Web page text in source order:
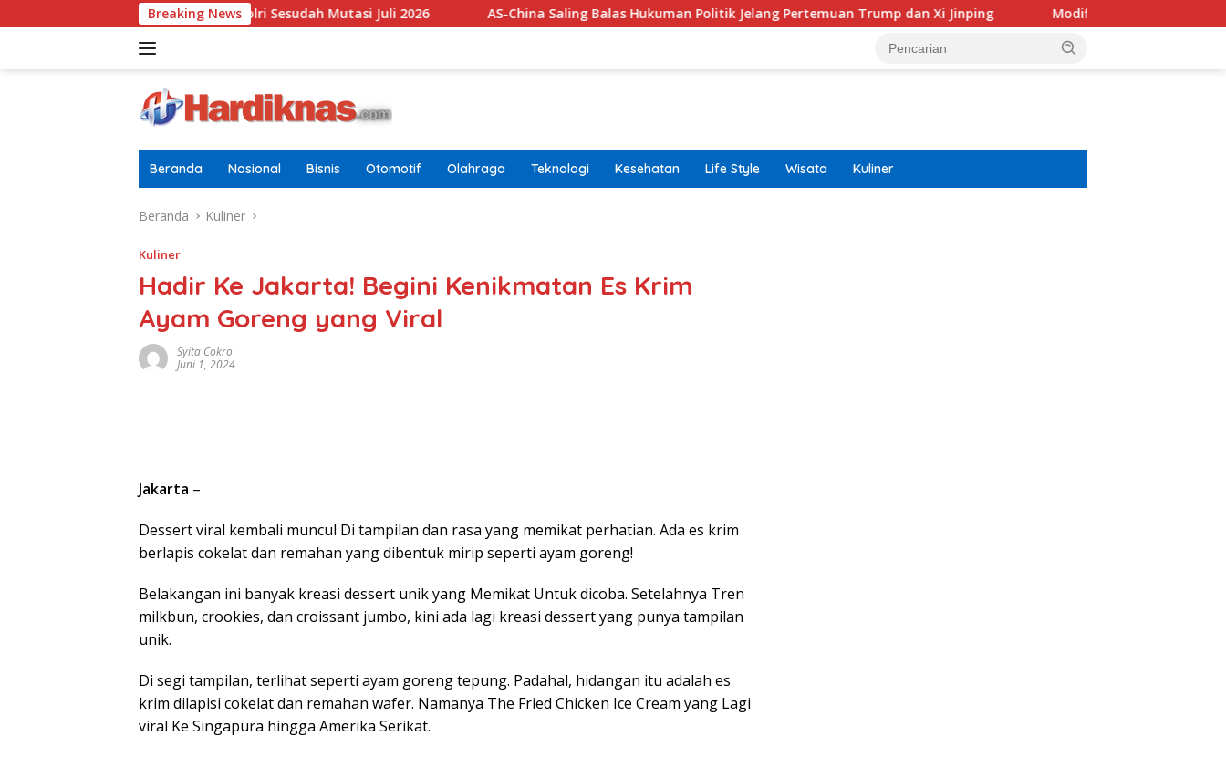
ke
Breaking News
Pusdokkes Polri Sesudah Mutasi Juli 2026 AS-China Saling Balas Hukuman Politik Jelang Pertemuan Trump dan Xi Jinping Modifikasi Ayla Vintage dan Gran Max Retro
Beranda Nasional Bisnis Otomotif Olahraga Teknologi Kesehatan Life Style Wisata Kuliner
Beranda Kuliner
Kuliner
Hadir Ke Jakarta! Begini Kenikmatan Es Krim
Ayam Goreng yang Viral
Syita Cokro
Juni 1, 2024
Jakarta –
Dessert viral kembali muncul Di tampilan dan rasa yang memikat perhatian. Ada es krim
berlapis cokelat dan remahan yang dibentuk mirip seperti ayam goreng!
Belakangan ini banyak kreasi dessert unik yang Memikat Untuk dicoba. Setelahnya Tren
milkbun, crookies, dan croissant jumbo, kini ada lagi kreasi dessert yang punya tampilan
unik.
Di segi tampilan, terlihat seperti ayam goreng tepung. Padahal, hidangan itu adalah es
krim dilapisi cokelat dan remahan wafer. Namanya The Fried Chicken Ice Cream yang Lagi
viral Ke Singapura hingga Amerika Serikat.